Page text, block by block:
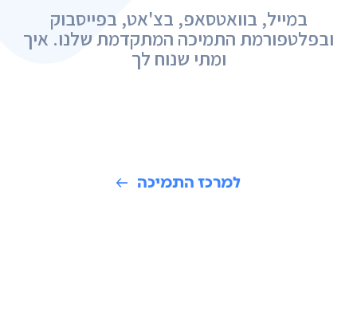
במייל, בוואטסאפ, בצ'אט, בפייסבוק
ובפלטפורמת התמיכה המתקדמת שלנו. איך
ומתי שנוח לך
למרכז התמיכה